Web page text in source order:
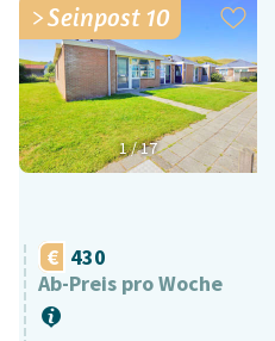
1/17
Seinpost 10
430
Ab-Preis pro Woche